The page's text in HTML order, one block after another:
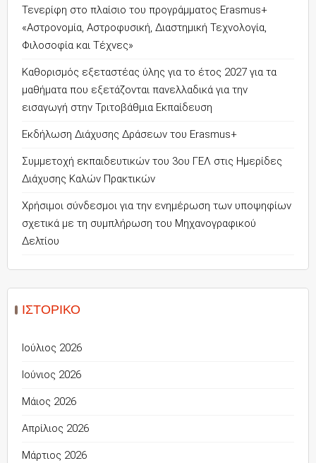
Τενερίφη στο πλαίσιο του προγράμματος Erasmus+
«Αστρονομία, Αστροφυσική, Διαστημική Τεχνολογία,
Φιλοσοφία και Τέχνες»
Καθορισμός εξεταστέας ύλης για το έτος 2027 για τα
μαθήματα που εξετάζονται πανελλαδικά για την
εισαγωγή στην Τριτοβάθμια Εκπαίδευση
Εκδήλωση Διάχυσης Δράσεων του Erasmus+
Συμμετοχή εκπαιδευτικών του 3ου ΓΕΛ στις Ημερίδες
Διάχυσης Καλών Πρακτικών
Χρήσιμοι σύνδεσμοι για την ενημέρωση των υποψηφίων
σχετικά με τη συμπλήρωση του Μηχανογραφικού
Δελτίου
ΙΣΤΟΡΙΚΌ
Ιούλιος 2026
Ιούνιος 2026
Μάιος 2026
Απρίλιος 2026
Μάρτιος 2026